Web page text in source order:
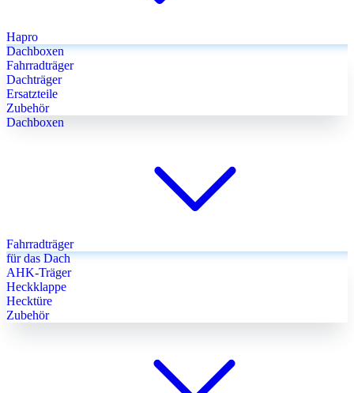
Hapro
Dachboxen
Fahrradträger
Dachträger
Ersatzteile
Zubehör
Dachboxen
Fahrradträger
für das Dach
AHK-Träger
Heckklappe
Hecktüre
Zubehör